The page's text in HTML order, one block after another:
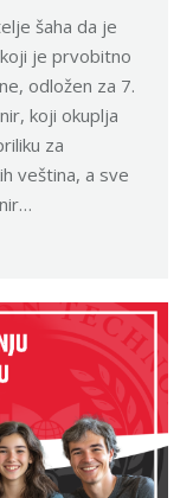
šaha da je
je prvobitno
odložen za 7.
koji okuplja
za
veština, a sve